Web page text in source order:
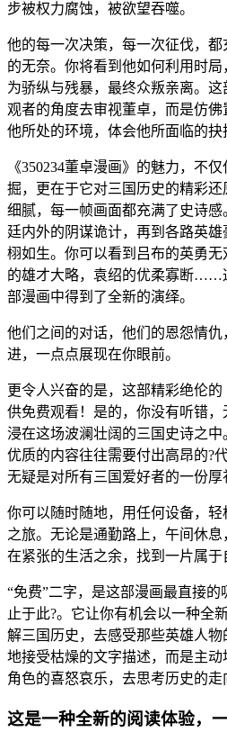
步被权力腐蚀，被欲望吞噬。
他的每一次决策，每一次征伐，
的无奈。你将看到他如何利用时
为骄纵与残暴，最终众叛亲离。
观者的角度去审视董卓，而是仿
他所处的环境，体会他所面临的抉
《350234董卓漫画》的魅力，不
掘，更在于它对三国历史的精彩
细腻，每一帧画面都充满了史诗
廷内外的阴谋诡计，再到各路英
栩如生。你可以看到吕布的英勇
的雄才大略，袁绍的优柔寡断……
部漫画中得到了全新的演绎。
他们之间的对话，他们的恩怨情
进，一点点展现在你眼前。
更令人兴奋的是，这部精彩绝伦的
供免费观看！是的，你没有听错
浸在这场波澜壮阔的三国史诗之中
优质的内容往往需要付出高昂的?
无疑是对所有三国爱好者的一份厚
你可以随时随地，用任何设备，
之旅。无论是通勤路上，午间休
在紧张的生活之余，找到一片属于
“免费”二字，是这部漫画最直接
止于此?。它让你有机会以一种全
解三国历史，去感受那些英雄人
地接受枯燥的文字描述，而是主
角色的喜怒哀乐，去思考历史的走
这是一种全新的阅读体验，